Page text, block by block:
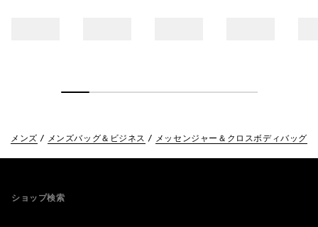
メンズ メンズバッグ＆ビジネス メッセンジャー＆クロスボディバッグ
ショップ検索